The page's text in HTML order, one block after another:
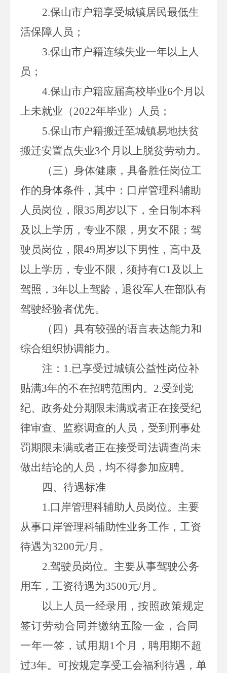
2.保山市户籍享受城镇居民最低生
活保障人员；
3.保山市户籍连续失业一年以上人
员；
4.保山市户籍应届高校毕业6个月以
上未就业（2022年毕业）人员；
5.保山市户籍搬迁至城镇易地扶贫
搬迁安置点失业3个月以上脱贫劳动力。
（三）身体健康 ，具备胜任岗位工
作的身体条件 ，其中： 口岸管理科辅助
人员岗位，限35周岁以下，全日制本科
及以上学历，专业不限，男女不限； 驾
驶员岗位，限49周岁以下男性， 高中及
以上学历，专业不限， 须持有C1及以上
驾照， 3年以上驾龄，退役军人在部队有
驾驶经验者优先。
（四） 具有较强的语言表达能力和
综合组织协调能力 。
注： 1.已享受过城镇公益性岗位补
贴满3年的不在招聘范围内。 2.受到党
纪、政务处分期限未满或者正在接受纪
律审查、监察调查的人员，受到刑事处
罚期限未满或者正在接受司法调查尚未
做出结论的人员，均不得参加应聘。
四、待遇标准
1.口岸管理科辅助人员岗位。主要
从事口岸管理科辅助性业务工作， 工资
待遇为3200元/月 。
2.驾驶员岗位。主要从事驾驶公务
用车， 工资待遇为3500元/月。
以上人员一经录用， 按照政策规定
签订劳动合同 并缴纳五险一金 ，合同
一年一签，试用期 1个月
，聘用期不超
过3年。 可按规定享受工会福利待遇， 单